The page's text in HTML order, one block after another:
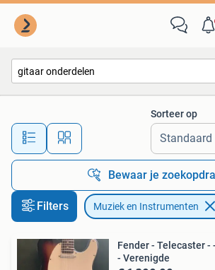
Alle afstanden…
Sorteer op
Bewaar je
Filters Muziek en Instrumenten
Fender - Telecaster
- Verenigde